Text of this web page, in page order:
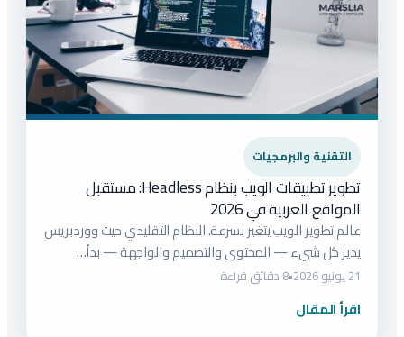
التقنية والبرمجيات
تطوير تطبيقات الويب بنظام Headless: مستقبل
المواقع العربية في 2026
عالم تطوير الويب يتغير بسرعة. النظام التقليدي حيث ووردبريس
يدير كل شيء — المحتوى والتصميم والواجهة — بدأ…
21 يونيو 2026 •8 دقائق قراءة
اقرأ المقال